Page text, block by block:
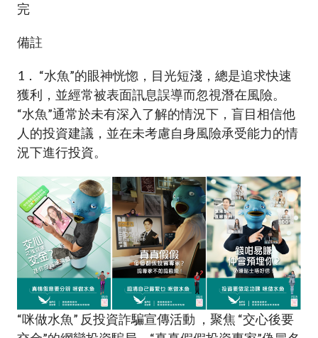
完
備註
1． “水魚”的眼神恍惚，目光短淺，總是追求快速
獲利，並經常被表面訊息誤導而忽視潛在風險。
“水魚”通常於未有深入了解的情況下，盲目相信他
人的投資建議，並在未考慮自身風險承受能力的情
況下進行投資。
“咪做水魚” 反投資詐騙宣傳活動 ，聚焦 “交心後要